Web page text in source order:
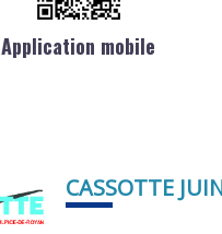
Application mobile
CASSOTTE